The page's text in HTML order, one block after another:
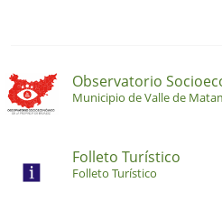
Observatorio
Municipio de Valle de
Folleto Turístico
Folleto Turístico